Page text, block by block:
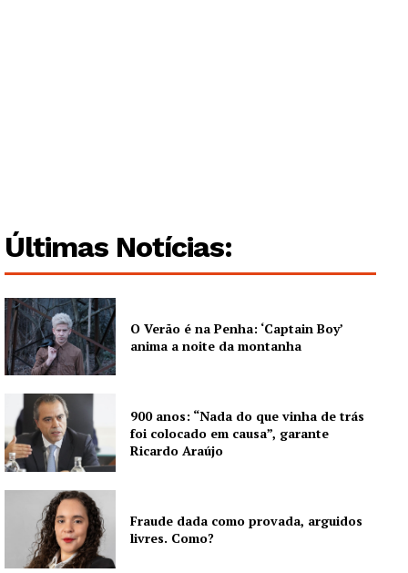
Últimas Notícias:
O Verão é na Penha: ‘Captain Boy’
anima a noite da montanha
900 anos: “Nada do que vinha de trás
foi colocado em causa”, garante
Ricardo Araújo
Fraude dada como provada, arguidos
livres. Como?